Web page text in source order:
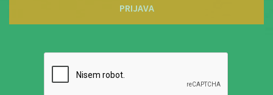
PRIJAVA